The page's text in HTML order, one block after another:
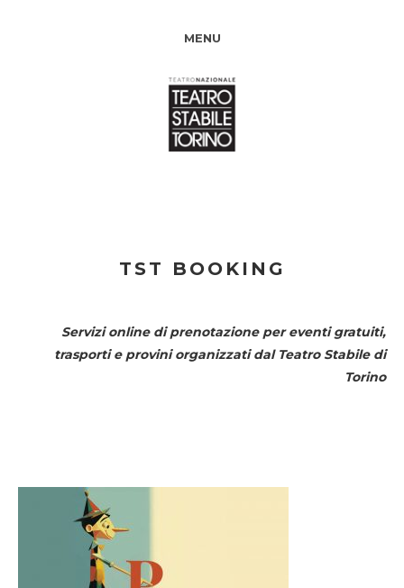
MENU
TST BOOKING
Servizi online di prenotazione per eventi gratuiti,
trasporti e provini organizzati dal Teatro Stabile di
Torino